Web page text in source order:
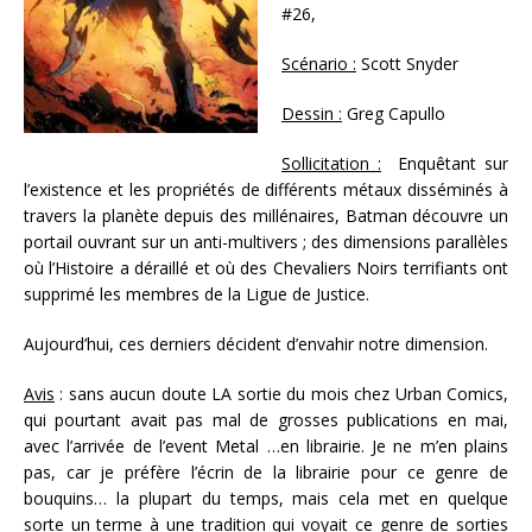
#26,
Scénario : Scott Snyder
Dessin : Greg Capullo
Sollicitation : Enquêtant sur
l’existence et les propriétés de différents métaux disséminés à
travers la planète depuis des millénaires, Batman découvre un
portail ouvrant sur un anti-multivers ; des dimensions parallèles
où l’Histoire a déraillé et où des Chevaliers Noirs terrifiants ont
supprimé les membres de la Ligue de Justice.
Aujourd’hui, ces derniers décident d’envahir notre dimension.
Avis : sans aucun doute LA sortie du mois chez Urban Comics,
qui pourtant avait pas mal de grosses publications en mai,
avec l’arrivée de l’event Metal …en librairie. Je ne m’en plains
pas, car je préfère l’écrin de la librairie pour ce genre de
bouquins… la plupart du temps, mais cela met en quelque
sorte un terme à une tradition qui voyait ce genre de sorties